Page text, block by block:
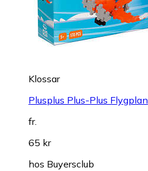
Klossar
Plusplus Plus-Plus Flygplan
fr.
65 kr
hos Buyersclub